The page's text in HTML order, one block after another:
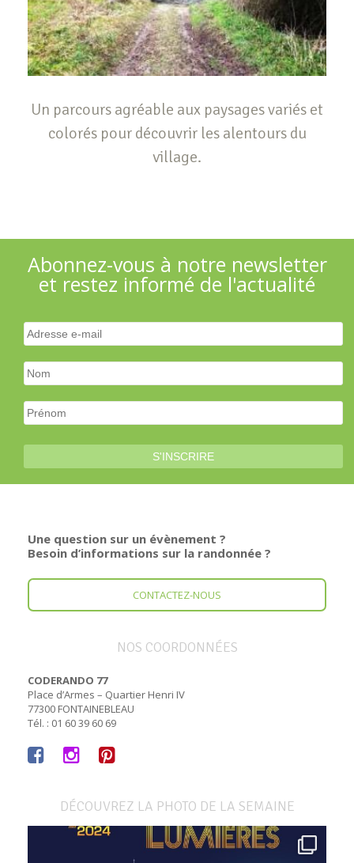
Un parcours agréable aux paysages variés et
colorés pour découvrir les alentours du
village.
Abonnez-vous à notre newsletter
et restez informé de l'actualité
Une question sur un évènement ?
Besoin d’informations sur la randonnée ?
CONTACTEZ-NOUS
NOS COORDONNÉES
CODERANDO 77
Place d’Armes – Quartier Henri IV
77300 FONTAINEBLEAU
Tél. : 01 60 39 60 69
DÉCOUVREZ LA PHOTO DE LA SEMAINE